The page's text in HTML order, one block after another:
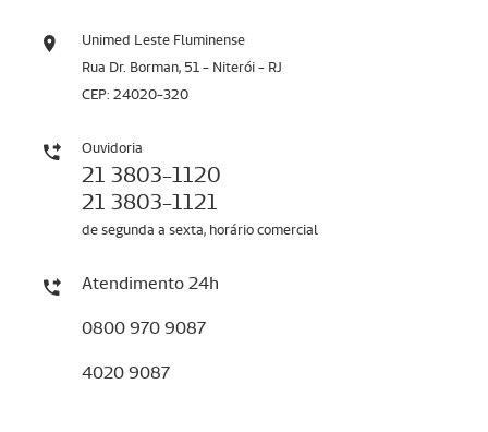
Unimed Leste Fluminense
Rua Dr. Borman, 51 - Niterói - RJ
CEP: 24020-320
Ouvidoria
21 3803-1120
21 3803-1121
de segunda a sexta, horário comercial
Atendimento 24h
0800 970 9087
4020 9087